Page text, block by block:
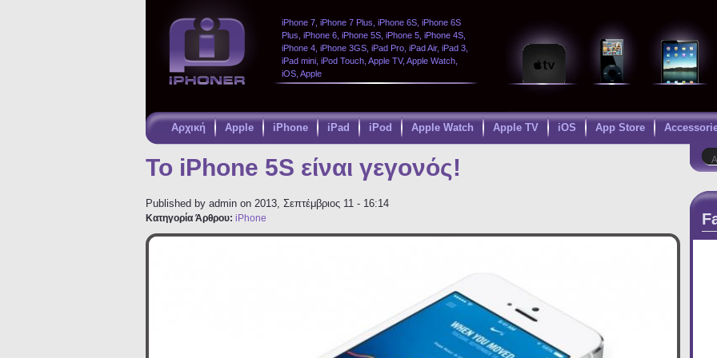
iPhone 7, iPhone 7 Plus, iPhone 6S, iPhone 6S
Plus, iPhone 6, iPhone 5S, iPhone 5, iPhone 4S,
iPhone 4, iPhone 3GS, iPad Pro, iPad Air, iPad 3,
iPad mini, iPod Touch, Apple TV, Apple Watch,
iOS, Apple
Αρχική Apple iPhone iPad iPod Apple Watch Apple TV iOS App Store
Παράκαμψη
κυρίως
Το iPhone 5S είναι γεγονός!
Published by admin on 2013, Σεπτέμβριος 11 - 16:14
Κατηγορία Άρθρου: iPhone